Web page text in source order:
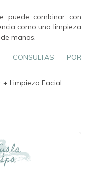
puede combinar con
como una limpieza
manos.
CONSULTAS POR
Limpieza Facial